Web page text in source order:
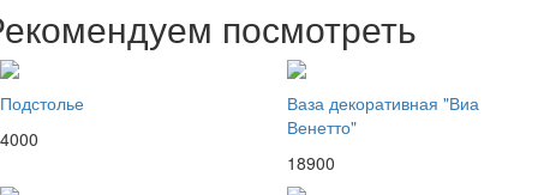
посмотреть
Подстолье
4000
Ваза декоративная "Виа
Венетто"
18900